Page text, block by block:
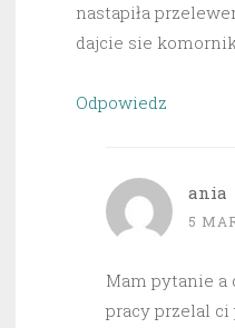
nastapiła
dajcie sie
Odpowiedz
ania
5
Mam pytanie a
pracy przelal